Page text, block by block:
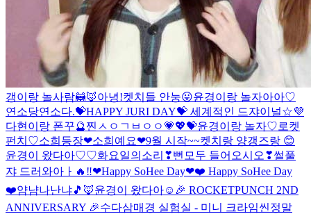
갱이랑 놀사람🦝🦊아녕!켓치들 안눙😛윤경이랑 놀자아아♡
연소당연소다.💝HAPPY JURI DAY💝 세계적인 드쟈이널☆💜
다현이랑 폰꾸🔮찐ㅅㅇㄱㅂㅇㅇ 💗💖💝윤경이랑 놀자♡로켓
펀치♡소희등장❤소희예요❤9월 시작~~켓치랑 양갱즈랑 😊
윤경이 왔다아♡♡화요일의소리❣뻔 모두 들어오시오❣썰풀
쟈 드러와아ㅏ🔥‼️❤Happy SoHee Day❤❤️ Happy SoHee Day
❤️얌냠나난냐🎵 🦊윤경이 왔다아☺️ 🎉 ROCKETPUNCH 2ND
ANNIVERSARY 🎉수다삼매경 실험실 - 미니 크라임씬정말